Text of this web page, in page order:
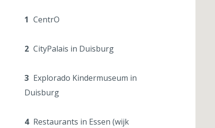
1 CentrO
2 CityPalais in Duisburg
3 Explorado Kindermuseum in
Duisburg
4 Restaurants in Essen (wijk